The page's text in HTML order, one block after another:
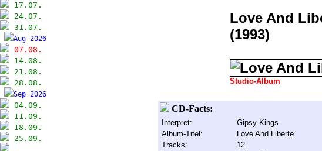
Love And
(1993)
Studio-Album
CD-Facts:
Interpret:
Gipsy Kings
Album-Titel:
Love And Liberte
Tracks:
12
17.07.
24.07.
31.07.
Aug 2026
07.08.
14.08.
21.08.
28.08.
Sep 2026
04.09.
11.09.
18.09.
25.09.